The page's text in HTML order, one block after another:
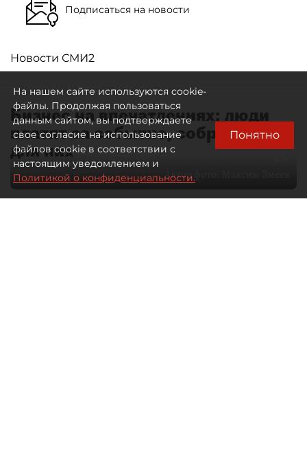
Подписаться на новости
Новости СМИ2
Бизнес на впечатлениях: люди
платят за событие, собранное
для них
Автор фото:
На нашем сайте используются cookie-
файлы. Продолжая пользоваться
данным сайтом, вы подтверждаете
свое согласие на использование
файлов cookie в соответствии с
настоящим уведомлением и
Политикой о конфиденциальности.
Понятно